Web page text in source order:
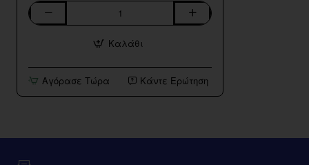
Vozol
2ml
Kit
+
liquid
Καλάθι
Αγόρασε Τώρα Κάντε Ερώτηση